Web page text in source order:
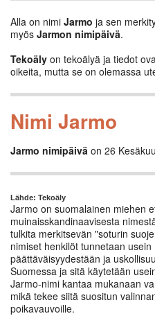
Alla on nimi Jarmo ja sen
myös Jarmon nimipäivä.
Tekoäly on tekoälyä ja tiedot
oikeita, mutta se on olemassa
Nimi Jarmo
Jarmo nimipäivä on 26 Kesäkuu
Lähde: Tekoäly
Jarmo on suomalainen miehen
muinaisskandinaavisesta
tulkita merkitsevän "soturin
nimiset henkilöt tunnetaan
päättäväisyydestään ja
Suomessa ja sitä käytetään
Jarmo-nimi kantaa mukanaan
mikä tekee siitä suositun
poikavauvoille.